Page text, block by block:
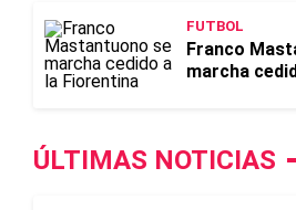
FUTBOL
Franco
marcha
ÚLTIMAS NOTICIAS